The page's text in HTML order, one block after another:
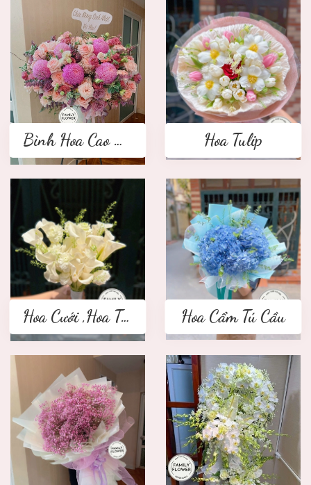
Bình Hoa Cao Cấp Hoa Tulip
Hoa Cưới ,Hoa Tay Cầm Cô Dâu Hoa Cẩm Tú Cầu